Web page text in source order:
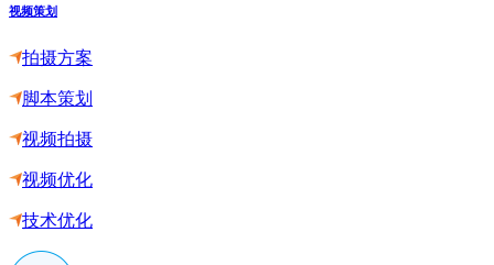
视频策划
拍摄方案
脚本策划
视频拍摄
视频优化
技术优化